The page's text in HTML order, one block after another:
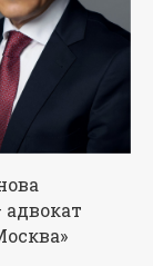
адвокат